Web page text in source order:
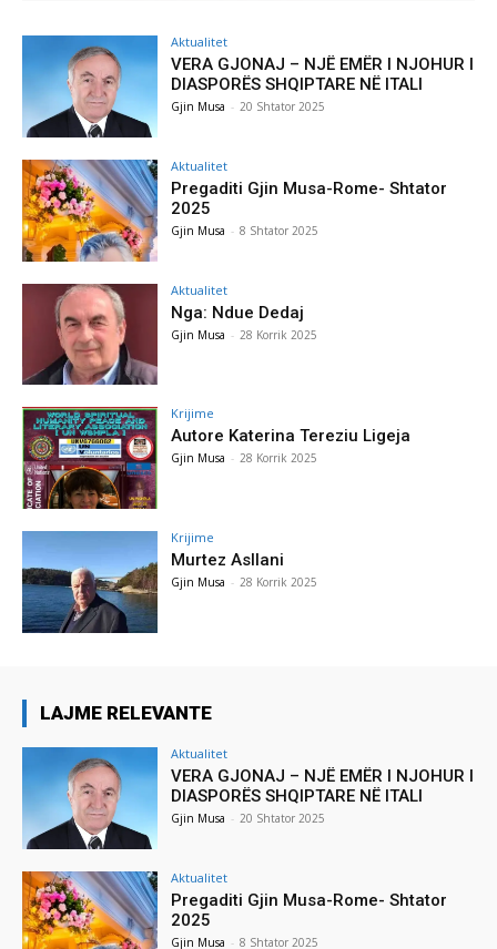
Aktualitet
VERA GJONAJ – NJË EMËR I NJOHUR I
DIASPORËS SHQIPTARE NË ITALI
Gjin Musa - 20 Shtator 2025
Aktualitet
Pregaditi Gjin Musa-Rome- Shtator
2025
Gjin Musa - 8 Shtator 2025
Aktualitet
Nga: Ndue Dedaj
Gjin Musa - 28 Korrik 2025
Krijime
Autore Katerina Tereziu Ligeja
Gjin Musa - 28 Korrik 2025
Krijime
Murtez Asllani
Gjin Musa - 28 Korrik 2025
LAJME RELEVANTE
Aktualitet
VERA GJONAJ – NJË EMËR I NJOHUR I
DIASPORËS SHQIPTARE NË ITALI
Gjin Musa - 20 Shtator 2025
Aktualitet
Pregaditi Gjin Musa-Rome- Shtator
2025
Gjin Musa - 8 Shtator 2025